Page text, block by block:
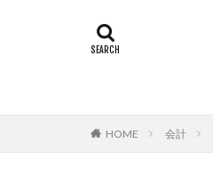
HOME 会計